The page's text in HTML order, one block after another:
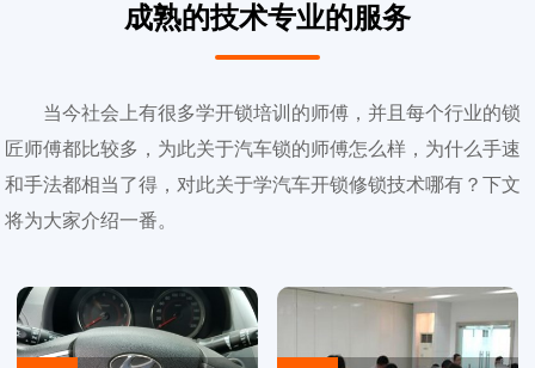
成熟的技术专业的服务
当今社会上有很多学开锁培训的师傅，并且每个行业的锁
匠师傅都比较多，为此关于汽车锁的师傅怎么样，为什么手速
和手法都相当了得，对此关于学汽车开锁修锁技术哪有？下文
将为大家介绍一番。